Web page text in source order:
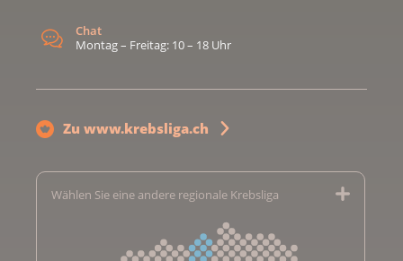
Chat
Montag – Freitag: 10 – 18 Uhr
Zu www.krebsliga.ch
Wählen Sie eine andere regionale Krebsliga